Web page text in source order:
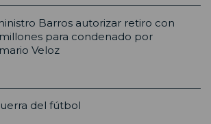
Barros autorizar retiro con
para condenado por
Veloz
del fútbol